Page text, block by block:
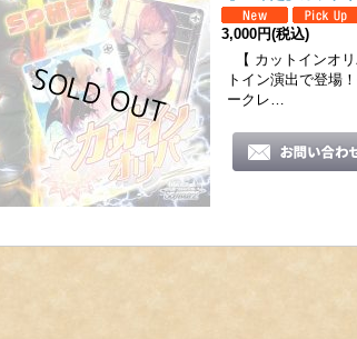
3,000円(税込)
【 カットインオ
トイン演出で登場
ークレ…